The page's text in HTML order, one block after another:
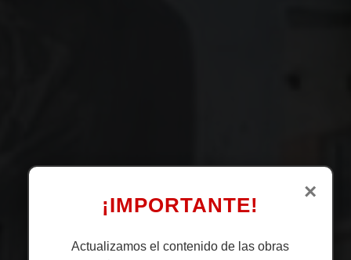
×
¡IMPORTANTE!
Actualizamos el contenido de las obras